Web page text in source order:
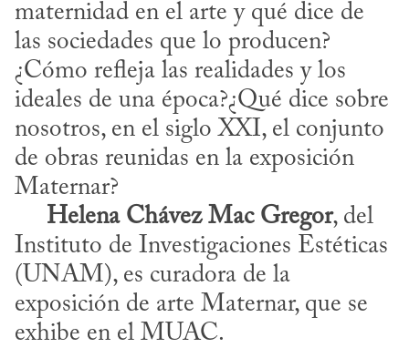
maternidad en el arte y qué dice de
las sociedades que lo producen?
¿Cómo refleja las realidades y los
ideales de una época?¿Qué dice sobre
nosotros, en el siglo XXI, el conjunto
de obras reunidas en la exposición
Maternar?
Helena Chávez Mac Gregor, del
Instituto de Investigaciones Estéticas
(UNAM), es curadora de la
exposición de arte Maternar, que se
exhibe en el MUAC.